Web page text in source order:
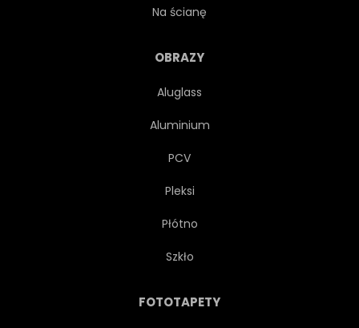
Na ścianę
OBRAZY
Aluglass
Aluminium
PCV
Pleksi
Płótno
Szkło
FOTOTAPETY